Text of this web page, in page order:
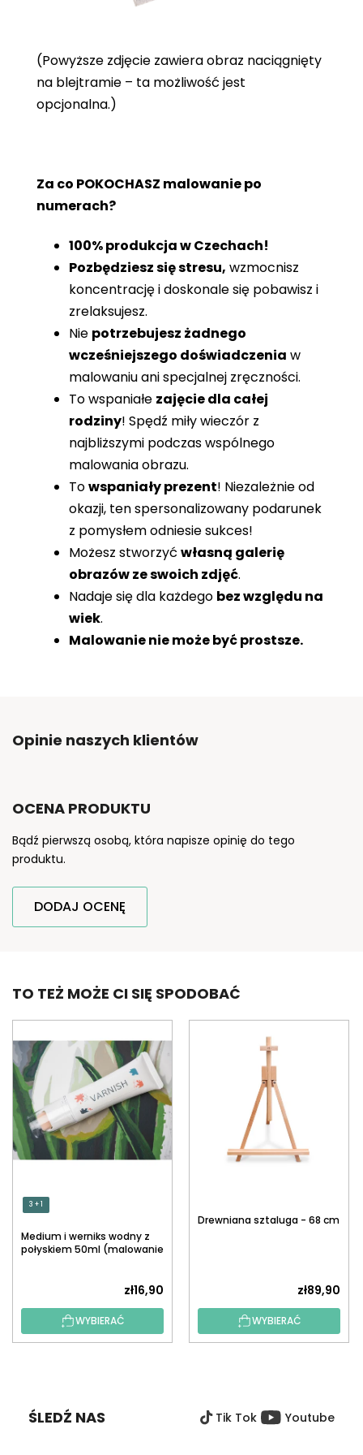
(Powyższe zdjęcie zawiera obraz naciągnięty
na blejtramie – ta możliwość jest
opcjonalna.)
Za co POKOCHASZ malowanie po
numerach?
100% produkcja w Czechach!
Pozbędziesz się stresu, wzmocnisz
koncentrację i doskonale się pobawisz i
zrelaksujesz.
Nie potrzebujesz żadnego
wcześniejszego doświadczenia w
malowaniu ani specjalnej zręczności.
To wspaniałe zajęcie dla całej
rodziny! Spędź miły wieczór z
najbliższymi podczas wspólnego
malowania obrazu.
Towspaniały prezent! Niezależnie od
okazji, ten spersonalizowany podarunek
z pomysłem odniesie sukces!
Możesz stworzyć własną galerię
obrazów ze swoich zdjęć.
Nadaje się dla każdego bez względu na
wiek.
Malowanie nie może być prostsze.
Opinie naszych klientów
OCENA PRODUKTU
Bądź pierwszą osobą, która napisze opinię do tego
produktu.
DODAJ OCENĘ
TO TEŻ MOŻE CI SIĘ SPODOBAĆ
3 + 1
Medium i werniks wodny z
połyskiem 50ml (malowanie
zł16,90
WYBIERAĆ
Drewniana sztaluga - 68 cm
zł89,90
WYBIERAĆ
ŚLEDŹ NAS Tik Tok Youtube